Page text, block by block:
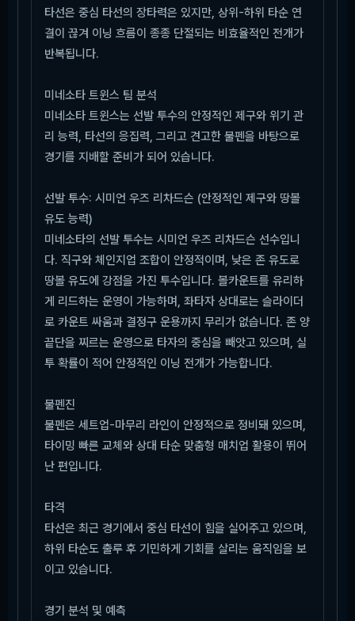
타선은 중심 타선의 장타력은 있지만, 상위-하위 타순 연
결이 끊겨 이닝 흐름이 종종 단절되는 비효율적인 전개가
반복됩니다.
미네소타 트윈스 팀 분석
미네소타 트윈스는 선발 투수의 안정적인 제구와 위기 관
리 능력, 타선의 응집력, 그리고 견고한 불펜을 바탕으로
경기를 지배할 준비가 되어 있습니다.
선발 투수: 시미언 우즈 리차드슨 (안정적인 제구와 땅볼
유도 능력)
미네소타의 선발 투수는 시미언 우즈 리차드슨 선수입니
다. 직구와 체인지업 조합이 안정적이며, 낮은 존 유도로
땅볼 유도에 강점을 가진 투수입니다. 볼카운트를 유리하
게 리드하는 운영이 가능하며, 좌타자 상대로는 슬라이더
로 카운트 싸움과 결정구 운용까지 무리가 없습니다. 존 양
끝단을 찌르는 운영으로 타자의 중심을 빼앗고 있으며, 실
투 확률이 적어 안정적인 이닝 전개가 가능합니다.
불펜진
불펜은 세트업-마무리 라인이 안정적으로 정비돼 있으며,
타이밍 빠른 교체와 상대 타순 맞춤형 매치업 활용이 뛰어
난 편입니다.
타격
타선은 최근 경기에서 중심 타선이 힘을 실어주고 있으며,
하위 타순도 출루 후 기민하게 기회를 살리는 움직임을 보
이고 있습니다.
경기 분석 및 예측